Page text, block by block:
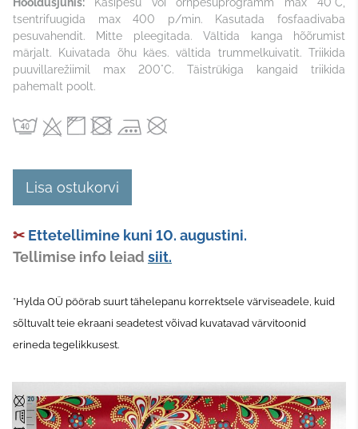
tsentrifuugida max 400 p/min. Kasutada fosfaadivaba
pesuvahendit. Mitte pleegitada. Vältida kanga hõõrumist
märjalt. Kuivatada õhu käes. vältida trummelkuivatit. Triikida
puuvillarežiimil max 200°C. Täistrükiga kangaid triikida
pahemalt poolt.
Lisa ostukorvi
✂ Ettetellimine kuni 10. augustini.
Tellimise info leiad siit.
*Hylda OÜ pöörab suurt tähelepanu korrektsele värviseadele, kuid
sõltuvalt teie ekraani seadetest võivad kuvatavad värvitoonid
erineda tegelikkusest.